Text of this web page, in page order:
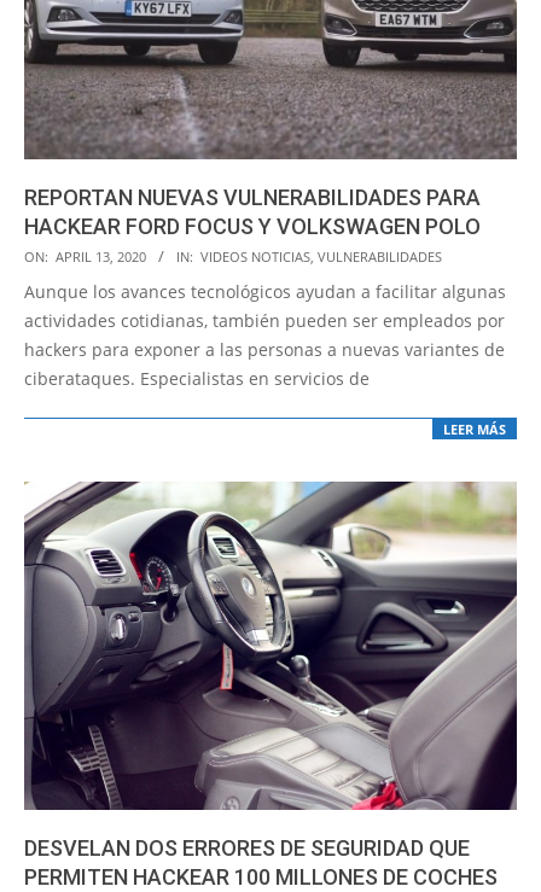
REPORTAN NUEVAS VULNERABILIDADES PARA
HACKEAR FORD FOCUS Y VOLKSWAGEN POLO
2020-
04-
13
ON: APRIL 13, 2020 IN: VIDEOS NOTICIAS, VULNERABILIDADES
Aunque los avances tecnológicos ayudan a facilitar algunas
actividades cotidianas, también pueden ser empleados por
hackers para exponer a las personas a nuevas variantes de
ciberataques. Especialistas en servicios de
LEER MÁS
DESVELAN DOS ERRORES DE SEGURIDAD QUE
PERMITEN HACKEAR 100 MILLONES DE COCHES